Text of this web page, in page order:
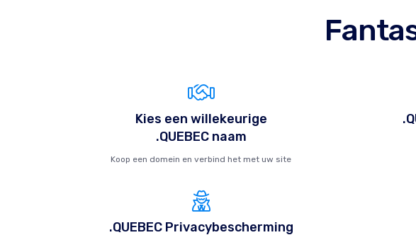
Kies een willekeurige
.QUEBEC naam
Koop een domein en verbind het met uw site
.QUEBEC Privacybescherming